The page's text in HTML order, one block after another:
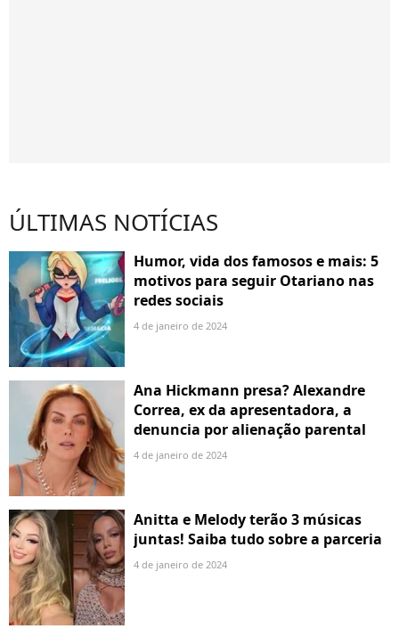
ÚLTIMAS NOTÍCIAS
Humor, vida dos famosos e mais: 5
motivos para seguir Otariano nas
redes sociais
4 de janeiro de 2024
Ana Hickmann presa? Alexandre
Correa, ex da apresentadora, a
denuncia por alienação parental
4 de janeiro de 2024
Anitta e Melody terão 3 músicas
juntas! Saiba tudo sobre a parceria
4 de janeiro de 2024